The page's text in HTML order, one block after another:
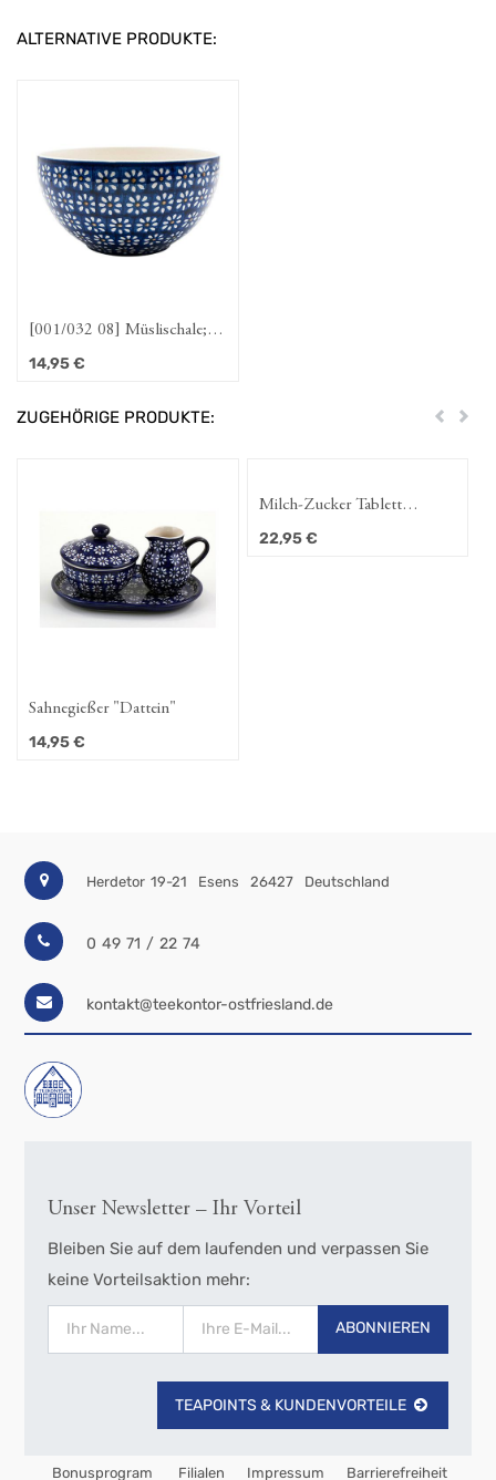
ALTERNATIVE PRODUKTE:
[001/032 08] Müslischale;
15cm / 8cm hoch; außen
14,95€
ZUGEHÖRIGE PRODUKTE: Zurück
Sahnegießer "Dattein"
14,95€
Milch-Zucker Tablett
"Dattein"
22,95€
Herdetor 19-21 Esens 26427 Deutschland
0 49 71 / 22 74
kontakt@teekontor-ostfriesland.de
Unser Newsletter – Ihr Vorteil
Bleiben Sie auf dem laufenden und verpassen Sie
keine Vorteilsaktion mehr:
ABONNIEREN
TEAPOINTS & KUNDENVORTEILE
Bonusprogram Filialen Impressum Barrierefreiheit